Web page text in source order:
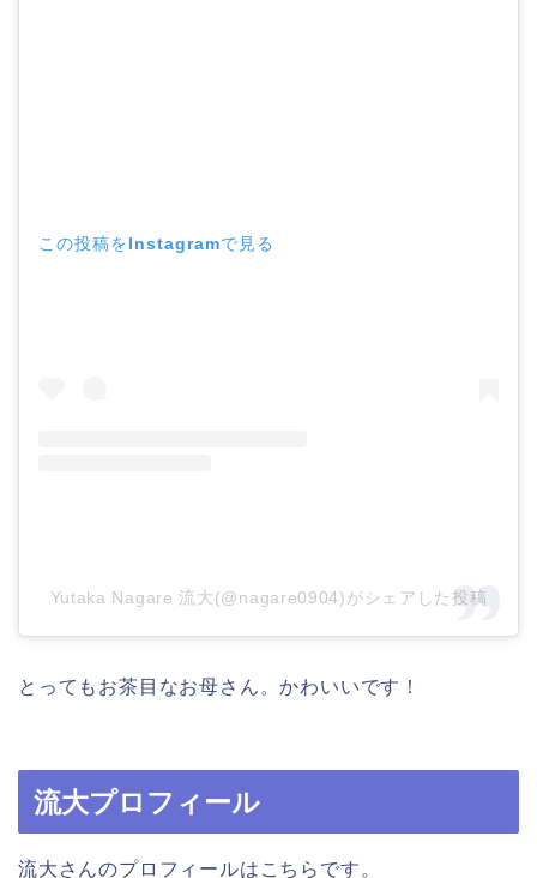
この投稿をInstagramで見る
Yutaka Nagare 流大(@nagare0904)がシェアした投稿
とってもお茶目なお母さん。かわいいです！
流大プロフィール
流大さんのプロフィールはこちらです。